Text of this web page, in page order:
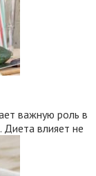
важную роль в
Диета влияет не